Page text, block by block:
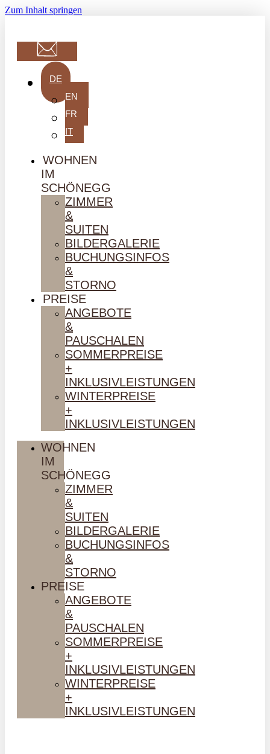
Zum Inhalt springen
DE
EN
FR
IT
WOHNEN
IM
SCHÖNEGG
ZIMMER
&
SUITEN
BILDERGALERIE
BUCHUNGSINFOS
&
STORNO
PREISE
ANGEBOTE
&
PAUSCHALEN
SOMMERPREISE
+
INKLUSIVLEISTUNGEN
WINTERPREISE
+
INKLUSIVLEISTUNGEN
WOHNEN
IM
SCHÖNEGG
ZIMMER
&
SUITEN
BILDERGALERIE
BUCHUNGSINFOS
&
STORNO
PREISE
ANGEBOTE
&
PAUSCHALEN
SOMMERPREISE
+
INKLUSIVLEISTUNGEN
WINTERPREISE
+
INKLUSIVLEISTUNGEN